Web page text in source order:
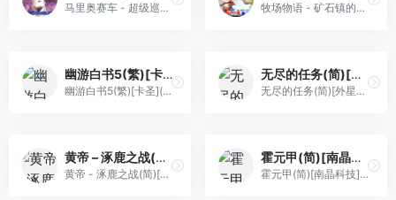
马里奥赛车 - 超级巡回赛[Chrono](简)(US)(32.3Mb) 牧场物语 - 矿石镇的伙伴们 女孩篇[Middle333](v0.6)(简)(JP)(128Mb)
幽游白书5(繁)[卡圣](CN)[FTG](3Mb)
幽游白书5(繁)[卡圣](CN)[FTG](3Mb)
无尽的任务(简)[外星科技](JP)[RPG](4Mb)
无尽的任务(简)[外星科技](JP)[RPG](4Mb)
黄帝 – 涿鹿之战(简)[Asder](CN)[ACT](3Mb)
黄帝 - 涿鹿之战(简)[Asder](CN)[ACT](3Mb)
霍元甲(简)[南晶科技](CN)[RPG](4Mb)
霍元甲(简)[南晶科技](CN)[RPG](4Mb)